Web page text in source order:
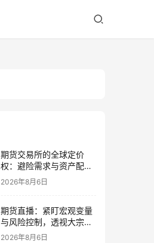
期货交易所的全球定价
权：避险需求与资产配置
再平衡
2026年8月6日
期货直播：紧盯宏观变量
与风险控制，透视大宗商
品波动逻辑
2026年8月6日